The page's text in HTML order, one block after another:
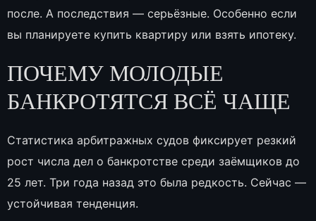
после. А последствия — серьёзные. Особенно если
вы планируете купить квартиру или взять ипотеку.
ПОЧЕМУ МОЛОДЫЕ
БАНКРОТЯТСЯ ВСЁ ЧАЩЕ
Статистика арбитражных судов фиксирует резкий
рост числа дел о банкротстве среди заёмщиков до
25 лет. Три года назад это была редкость. Сейчас —
устойчивая тенденция.